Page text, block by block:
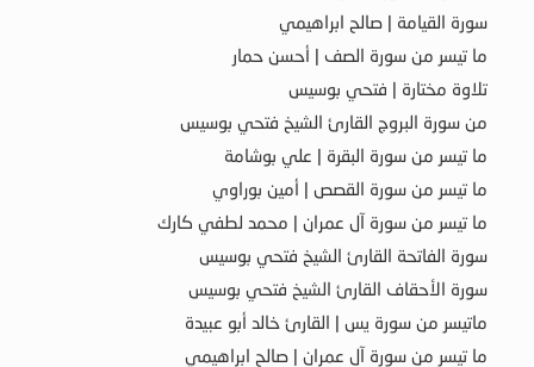
سورة القيامة | صالح ابراهيمي
ما تيسر من سورة الصف | أحسن حمار
تلاوة مختارة | فتحي بوسيس
من سورة البروج القارئ الشيخ فتحي بوسيس
ما تيسر من سورة البقرة | علي بوشامة
ما تيسر من سورة القصص | أمين بوراوي
ما تيسر من سورة آل عمران | محمد لطفي كارك
سورة الفاتحة القارئ الشيخ فتحي بوسيس
سورة الأحقاف القارئ الشيخ فتحي بوسيس
ماتيسر من سورة يس | القارئ خالد أبو عبيدة
ما تيسر من سورة آل عمران | صالح ابراهيمي